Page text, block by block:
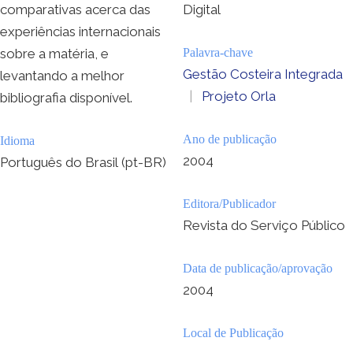
comparativas acerca das
experiências internacionais
sobre a matéria, e
levantando a melhor
bibliografia disponível.
Idioma
Português do Brasil (pt-BR)
Digital
Palavra-chave
Gestão Costeira Integrada
|
Projeto Orla
Ano de publicação
2004
Editora/Publicador
Revista do Serviço Público
Data de publicação/aprovação
2004
Local de Publicação